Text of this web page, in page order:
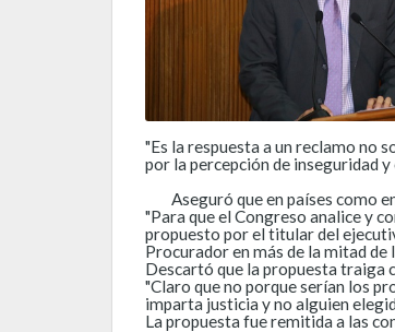
"Es la respuesta a un reclamo no
por la percepción de inseguridad
Aseguró que en países como
"Para que el Congreso analice y
propuesto por el titular del
Procurador en más de la mitad de
Descartó que la propuesta traiga
"Claro que no porque serían los
imparta justicia y no alguien
La propuesta fue remitida a las